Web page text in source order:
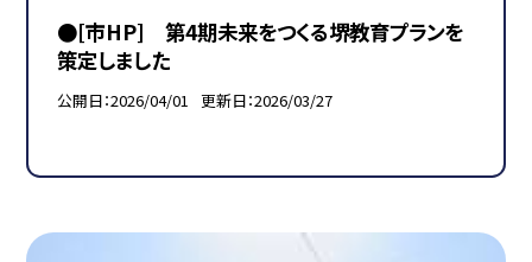
●[市HP] 第4期未来をつくる堺教育プランを
策定しました
公開日 2026/04/01 更新日 2026/03/27